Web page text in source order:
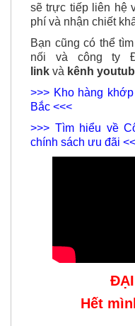
sẽ trực tiếp liên hệ
phí và nhận chiết
Bạn cũng có thể
nối và công ty
link và kênh
>>> Kho hàng
Bắc <<<
>>> Tìm hiểu về
chính sách ưu đãi
Hết